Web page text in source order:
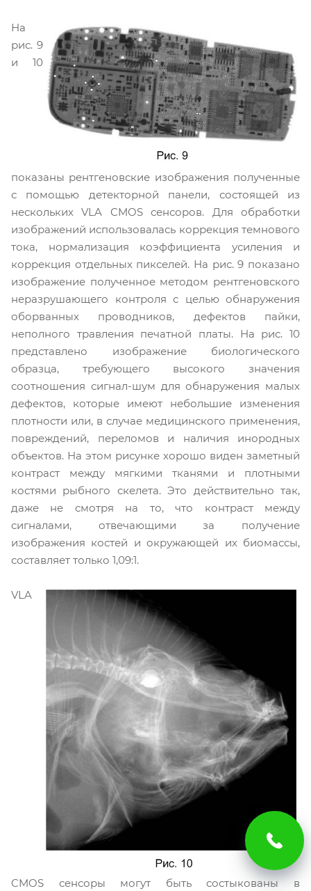
На
рис. 9
и 10
показаны рентгеновские изображения полученные
с помощью детекторной панели, состоящей из
нескольких VLA CMOS сенсоров. Для обработки
изображений использовалась коррекция темнового
тока, нормализация коэффициента усиления и
коррекция отдельных пикселей. На рис. 9 показано
изображение полученное методом рентгеновского
неразрушающего контроля с целью обнаружения
оборванных проводников, дефектов пайки,
неполного травления печатной платы. На рис. 10
представлено изображение биологического
образца, требующего высокого значения
соотношения сигнал-шум для обнаружения малых
дефектов, которые имеют небольшие изменения
плотности или, в случае медицинского применения,
повреждений, переломов и наличия инородных
объектов. На этом рисунке хорошо виден заметный
контраст между мягкими тканями и плотными
костями рыбного скелета. Это действительно так,
даже не смотря на то, что контраст между
сигналами, отвечающими за получение
изображения костей и окружающей их биомассы,
составляет только 1,09:1.
VLA
CMOS сенсоры могут быть состыкованы в